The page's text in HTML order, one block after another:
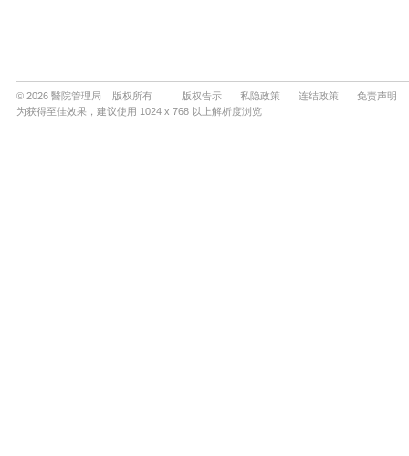
© 2026 醫院管理局 版权所有 版权告示 私隐政策 连结政策
免责声明
为获得至佳效果，建议使用 1024 x 768 以上解析度浏览